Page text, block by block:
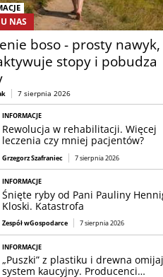
NAS
boso - prosty nawyk,
stopy i pobudza
7 sierpnia 2026
INFORMACJE
Rewolucja w rehabilitacji. Więcej
leczenia czy mniej pacjentów?
Grzegorz Szafraniec 7 sierpnia 2026
INFORMACJE
Śnięte ryby od Pani Pauliny
Kloski. Katastrofa
Zespół wGospodarce 7 sierpnia 2026
INFORMACJE
„Puszki” z plastiku i drewna
system kaucyjny. Producenci…